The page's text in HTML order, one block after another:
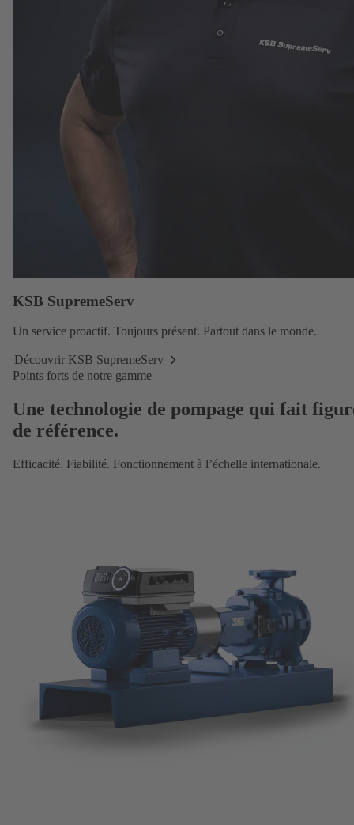
KSB SupremeServ
Un service proactif. Toujours présent. Partout dans le monde.
Découvrir KSB SupremeServ
Découvrir
Points forts de notre gamme
Une technologie de pompage qui fait
de référence.
Efficacité. Fiabilité. Fonctionnement à l’échelle internationale.